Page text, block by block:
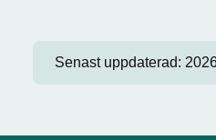
Senast uppdaterad: